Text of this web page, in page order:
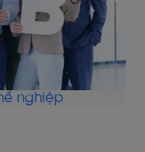
nghiệp